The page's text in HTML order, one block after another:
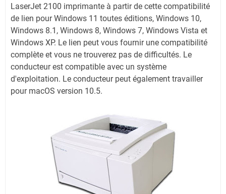
LaserJet 2100 imprimante à partir de cette compatibilité
de lien pour Windows 11 toutes éditions, Windows 10,
Windows 8.1, Windows 8, Windows 7, Windows Vista et
Windows XP. Le lien peut vous fournir une compatibilité
complète et vous ne trouverez pas de difficultés. Le
conducteur est compatible avec un système
d'exploitation. Le conducteur peut également travailler
pour macOS version 10.5.